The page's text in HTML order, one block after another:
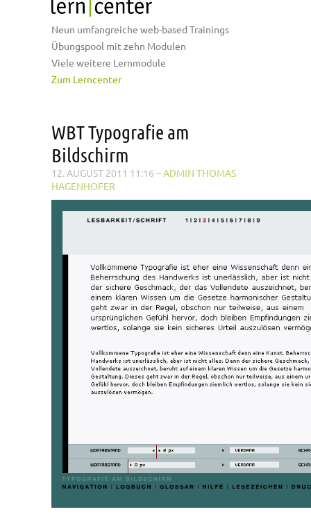
Neun umfangreiche web-based Trainings
Übungspool mit zehn Modulen
Viele weitere Lernmodule
Zum Lerncenter
WBT Typografie am
Bildschirm
12. AUGUST 2011 11:16 –ADMIN THOMAS
HAGENHOFER